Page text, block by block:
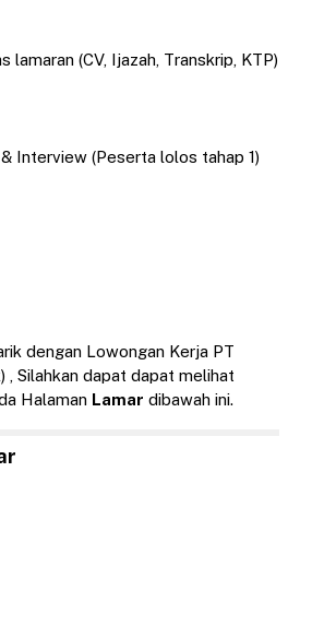
lamaran (CV, Ijazah, Transkrip, KTP)
Interview (Peserta lolos tahap 1)
dengan Lowongan Kerja PT
, Silahkan dapat dapat melihat
Halaman Lamar dibawah ini.